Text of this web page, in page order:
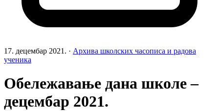
17. децембар 2021. · Архива школских часописа и радова
ученика
Обележавање дана школе –
децембар 2021.